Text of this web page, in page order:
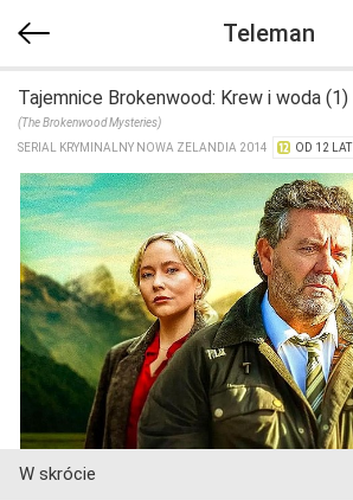
Teleman
Tajemnice Brokenwood: Krew i woda (1)
(The Brokenwood Mysteries)
SERIAL KRYMINALNY NOWA ZELANDIA 2014
OD 12 LAT
W skrócie